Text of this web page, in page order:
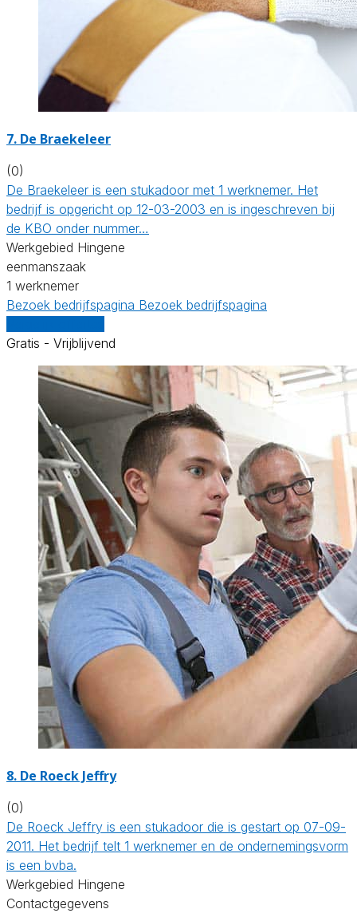
7. De Braekeleer
(0)
De Braekeleer is een stukadoor met 1 werknemer. Het
bedrijf is opgericht op 12-03-2003 en is ingeschreven bij
de KBO onder nummer…
Werkgebied Hingene
eenmanszaak
1 werknemer
Bezoek bedrijfspagina Bezoek bedrijfspagina
Gratis - Vrijblijvend
8. De Roeck Jeffry
(0)
De Roeck Jeffry is een stukadoor die is gestart op 07-09-
2011. Het bedrijf telt 1 werknemer en de ondernemingsvorm
is een bvba.
Werkgebied Hingene
Contactgegevens